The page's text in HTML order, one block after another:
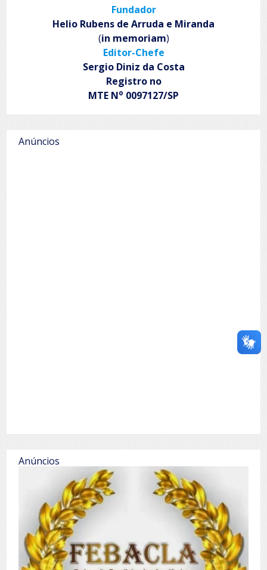
Fundador
Helio Rubens de Arruda e Miranda
(in memoriam)
Editor-Chefe
Sergio Diniz da Costa
Registro no
MTE No 0097127/SP
Anúncios
Anúncios